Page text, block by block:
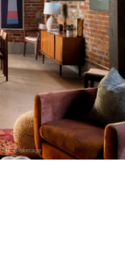
D'hôtes
La Déco
Renovation